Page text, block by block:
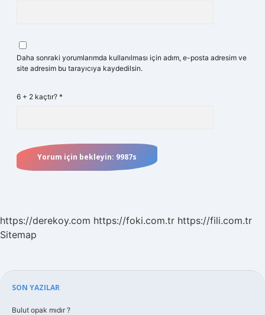
Daha sonraki yorumlarımda kullanılması için adım, e-posta adresim ve
site adresim bu tarayıcıya kaydedilsin.
6 + 2 kaçtır? *
https://derekoy.com https://foki.com.tr https://fili.com.tr
Sitemap
Sidebar
SON YAZILAR
Bulut opak mıdır ?